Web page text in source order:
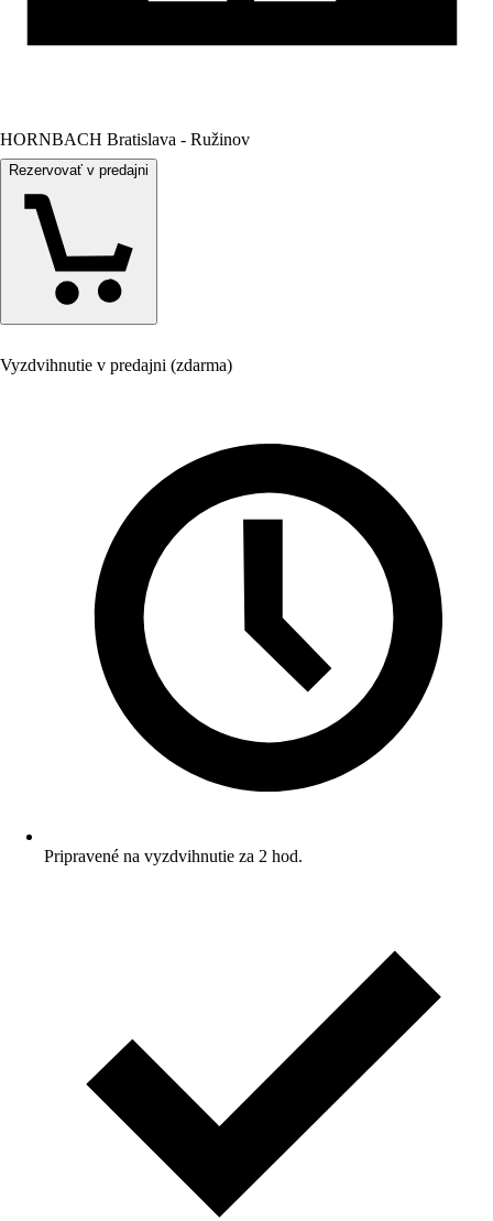
HORNBACH Bratislava - Ružinov
Rezervovať v predajni
Vyzdvihnutie v predajni (zdarma)
Pripravené na vyzdvihnutie za 2 hod.